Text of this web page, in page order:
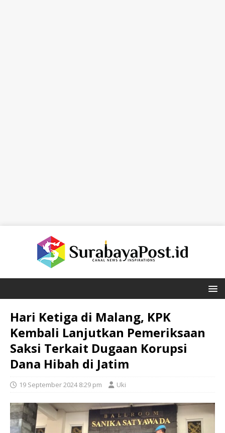
Hari Ketiga di Malang, KPK
Kembali Lanjutkan Pemeriksaan
Saksi Terkait Dugaan Korupsi
Dana Hibah di Jatim
19 September 2024 8:29 pm Uki